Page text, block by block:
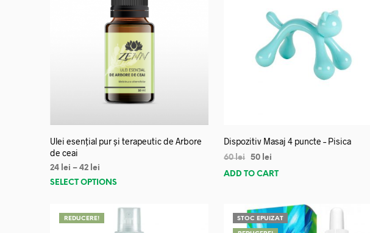
Ulei esențial pur și terapeutic de Arbore
de ceai
24 lei – 42 lei
SELECT OPTIONS
Dispozitiv Masaj 4 puncte – Pisica
60lei 50 lei
ADD TO CART
REDUCERE! STOC EPUIZAT